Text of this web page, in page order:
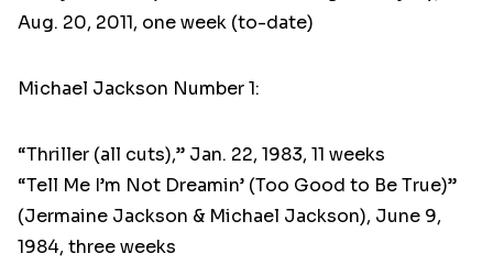
Aug. 20, 2011, one week (to-date)
Michael Jackson Number 1:
“Thriller (all cuts),” Jan. 22, 1983, 11 weeks
“Tell Me I’m Not Dreamin’ (Too Good to Be True)”
(Jermaine Jackson & Michael Jackson), June 9,
1984, three weeks